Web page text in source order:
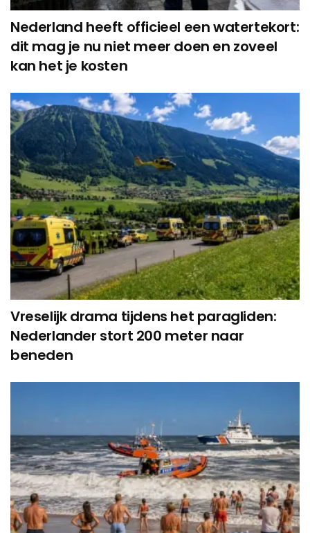
Nederland heeft officieel een watertekort:
dit mag je nu niet meer doen en zoveel
kan het je kosten
Vreselijk drama tijdens het paragliden:
Nederlander stort 200 meter naar
beneden